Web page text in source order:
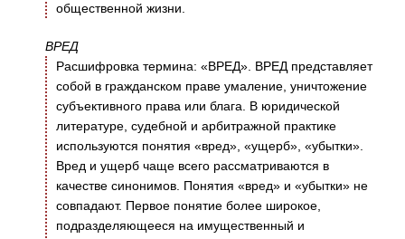
общественной жизни.
ВРЕД
Расшифровка термина: «ВРЕД». ВРЕД представляет
собой в гражданском праве умаление, уничтожение
субъективного права или блага. В юридической
литературе, судебной и арбитражной практике
используются понятия «вред», «ущерб», «убытки».
Вред и ущерб чаще всего рассматриваются в
качестве синонимов. Понятия «вред» и «убытки» не
совпадают. Первое понятие более широкое,
подразделяющееся на имущественный и